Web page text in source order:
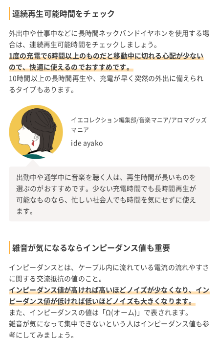
連続再生可能時間をチェック
外出中や仕事中などに長時間ネックバンドイヤホンを使用する場
合は、連続再生可能時間をチェックしましょう。
1度の充電で6時間以上のものだと移動中に切れる心配が少ない
ので、快適に使えるのでおすすめです。
10時間以上の長時間再生や、充電が早く突然の外出に備えられ
るタイプもあります。
イエコレクション編集部/音楽マニア/アロマグッズ
マニア
ide ayako
出勤中や通学中に音楽を聴く人は、再生時間が長いものを
選ぶのがおすすめです。少ない充電時間でも長時間再生が
可能なものなら、忙しい社会人でも時間を気にせずに使え
ます。
雑音が気になるならインピーダンス値も重要
インピーダンスとは、ケーブル内に流れている電流の流れやすさ
に関する交流抵抗の値のこと。
インピーダンス値が高ければ高いほどノイズが少なくなり、イン
ピーダンス値が低ければ低いほどノイズも大きくなります。
また、インピーダンスの値は「Ω(オーム)」で表されます。
雑音が気になって集中できないという人はインピーダンス値も参
考にしてみましょう。